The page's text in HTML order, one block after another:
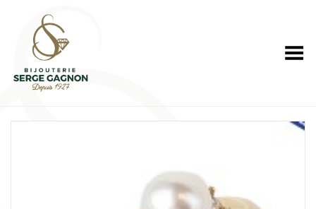
Toggle Menu